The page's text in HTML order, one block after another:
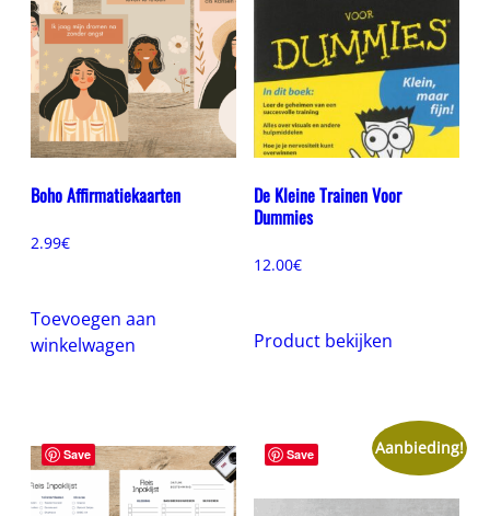
Boho Affirmatiekaarten
2.99€
Toevoegen aan
winkelwagen
De Kleine Trainen Voor
Dummies
12.00€
Product bekijken
Save Save Aanbieding!